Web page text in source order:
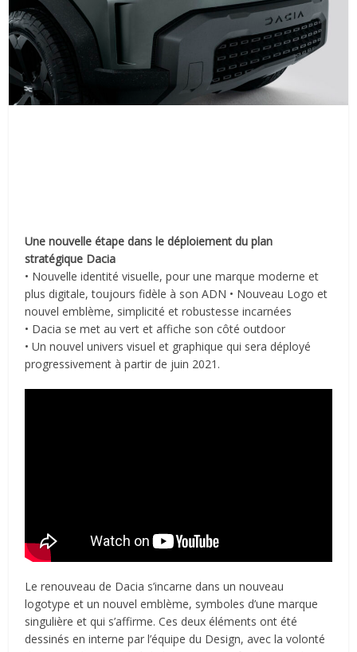
Une nouvelle étape dans le déploiement du plan
stratégique Dacia
• Nouvelle identité visuelle, pour une marque moderne et
plus digitale, toujours fidèle à son ADN • Nouveau Logo et
nouvel emblème, simplicité et robustesse incarnées
• Dacia se met au vert et affiche son côté outdoor
• Un nouvel univers visuel et graphique qui sera déployé
progressivement à partir de juin 2021.
Le renouveau de Dacia s’incarne dans un nouveau
logotype et un nouvel emblème, symboles d’une marque
singulière et qui s’affirme. Ces deux éléments ont été
dessinés en interne par l’équipe du Design, avec la volonté